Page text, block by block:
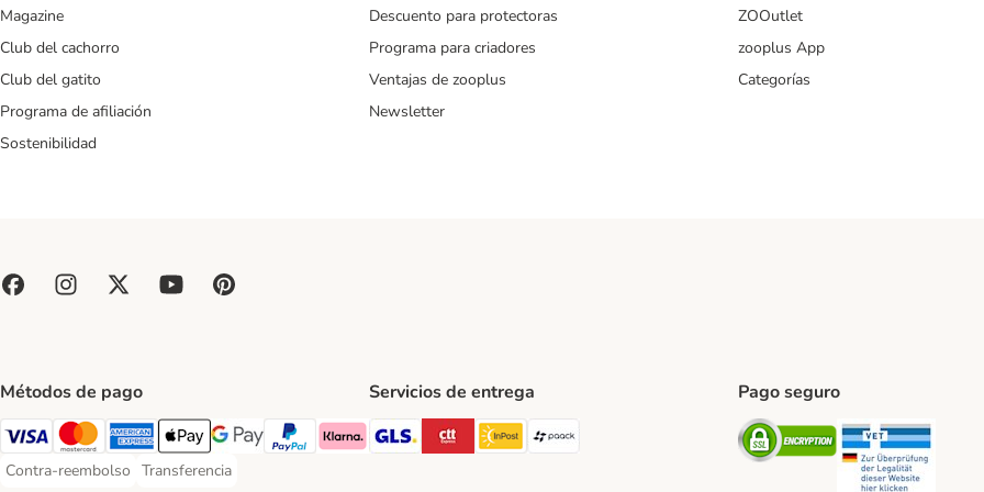
Magazine
Club del cachorro
Club del gatito
Programa de afiliación
Sostenibilidad
Descuento para protectoras
Programa para criadores
Ventajas de zooplus
Newsletter
ZOOutlet
zooplus App
Categorías
Métodos de pago
Visa Payment Method
Mastercard Payment Method
American Express Payment Method
Apple Pay Payment Method
Google Pay Payment Method
PayPal Payment Method
Klarna Payment Method
Contra-reembolso
Contra-reembolso Payment Method
Transferencia
Transferencia Payment Method
Servicios de entrega
GLS Shipping Method
CTTExpress Shipping Method
InPost Shipping Method
paack Shipping Method
Pago seguro
Security